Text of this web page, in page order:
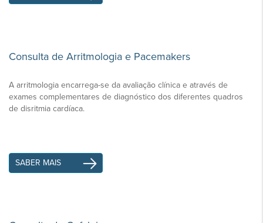
Consulta de Arritmologia e Pacemakers
A arritmologia encarrega-se da avaliação clínica e através de
exames complementares de diagnóstico dos diferentes quadros
de disritmia cardíaca.
SABER MAIS